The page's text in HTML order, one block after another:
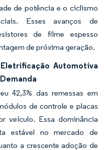
de potência e o ciclismo
Esses avanços de
de filme espesso
de próxima geração.
Automotiva
42,3% das remessas em
de controle e placas
veículo. Essa dominância
estável no mercado de
a crescente adoção de